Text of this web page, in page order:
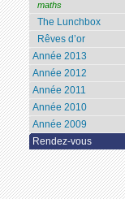
maths
The Lunchbox
Rêves d’or
Année 2013
Année 2012
Année 2011
Année 2010
Année 2009
Rendez-vous